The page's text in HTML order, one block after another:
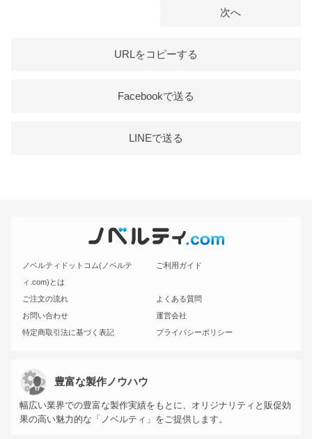
次へ
URLをコピーする
Facebookで送る
LINEで送る
ノベルティドットコム(ノベルテ
ィ.com)とは
ご利用ガイド
ご注文の流れ
よくある質問
お問い合わせ
運営会社
特定商取引法に基づく表記
プライバシーポリシー
豊富な製作ノウハウ
幅広い業界での豊富な製作実績をもとに、オリジナリティと販促効
果の高い魅力的な「ノベルティ」をご提供します。